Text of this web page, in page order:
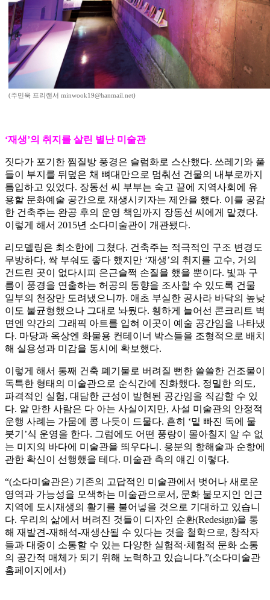
(주민욱 프리랜서 minwook19@hanmail.net)
‘재생’의 취지를 살린 별난 미술관
짓다가 포기한 찜질방 풍경은 슬럼화로 스산했다. 쓰레기와 풀
들이 부지를 뒤덮은 채 뼈대만으로 멈춰선 건물의 내부로까지
틈입하고 있었다. 장동선 씨 부부는 숙고 끝에 지역사회에 유
용할 문화예술 공간으로 재생시키자는 제안을 했다. 이를 공감
한 건축주는 완공 후의 운영 책임까지 장동선 씨에게 맡겼다.
이렇게 해서 2015년 소다미술관이 개관됐다.
리모델링은 최소한에 그쳤다. 건축주는 적극적인 구조 변경도
무방하다, 싹 부숴도 좋다 했지만 ‘재생’의 취지를 고수, 거의
건드린 곳이 없다시피 은근슬쩍 손질을 했을 뿐이다. 빛과 구
름이 풍경을 연출하는 허공의 동향을 조사할 수 있도록 건물
일부의 천장만 도려냈으니까. 애초 부실한 공사라 바닥의 높낮
이도 불균형했으나 그대로 놔뒀다. 휑하게 늘어선 콘크리트 벽
면엔 약간의 그래픽 아트를 입혀 이곳이 예술 공간임을 나타냈
다. 마당과 옥상엔 화물용 컨테이너 박스들을 조형적으로 배치
해 실용성과 미감을 동시에 확보했다.
이렇게 해서 통째 건축 폐기물로 버려질 뻔한 쓸쓸한 건조물이
독특한 형태의 미술관으로 순식간에 진화했다. 정밀한 의도,
파격적인 실험, 대담한 근성이 발현된 공간임을 직감할 수 있
다. 알 만한 사람은 다 아는 사실이지만, 사설 미술관의 안정적
운행 사례는 가뭄에 콩 나듯이 드물다. 흔히 ‘밑 빠진 독에 물
붓기’식 운영을 한다. 그럼에도 어떤 풍랑이 몰아칠지 알 수 없
는 미지의 바다에 미술관을 띄우다니. 응분의 항해술과 순항에
관한 확신이 선행했을 테다. 미술관 측의 얘긴 이렇다.
“(소다미술관은) 기존의 고답적인 미술관에서 벗어나 새로운
영역과 가능성을 모색하는 미술관으로서, 문화 불모지인 인근
지역에 도시재생의 활기를 불어넣을 것으로 기대하고 있습니
다. 우리의 삶에서 버려진 것들이 디자인 순환(Redesign)을 통
해 재발견-재해석-재생산될 수 있다는 것을 철학으로, 창작자
들과 대중이 소통할 수 있는 다양한 실험적·체험적 문화 소통
의 공간적 매체가 되기 위해 노력하고 있습니다.”(소다미술관
홈페이지에서)